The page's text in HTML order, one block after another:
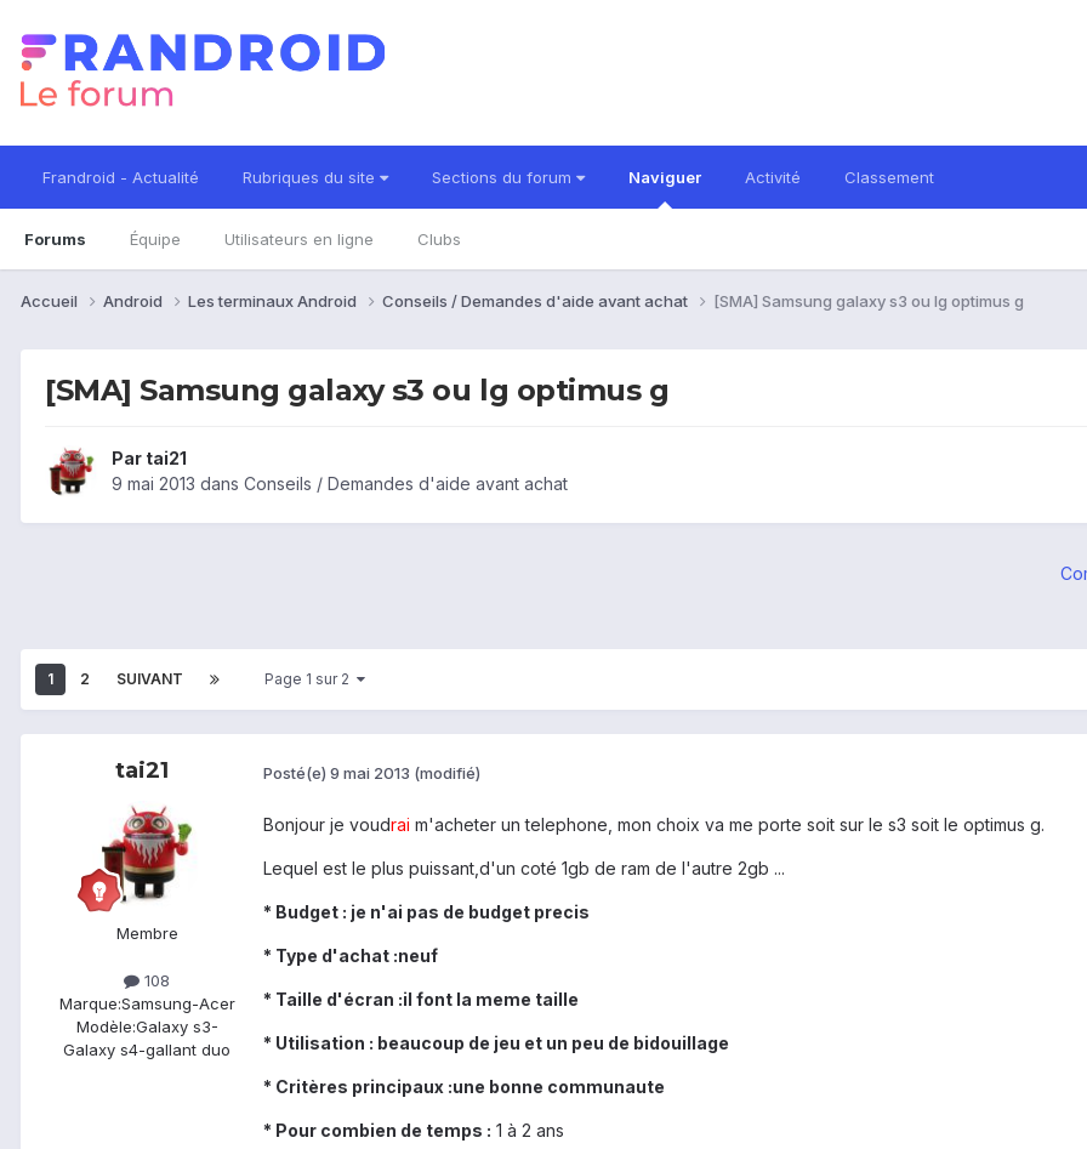
Frandroid - Actualité Rubriques du site Sections du forum Naviguer
Forums Équipe Utilisateurs en ligne Clubs
Activité Classement
Accueil Android Les terminaux Android Conseils / Demandes d'aide avant achat [SMA] Samsung galaxy s3 ou lg optimus g
[SMA] Samsung galaxy s3 ou lg optimus g
Par tai21
9 mai 2013 dans Conseils / Demandes d'aide avant achat
1 2 SUIVANT Page 1 sur 2
tai21
Membre
108
Marque:Samsung-Acer
Modèle:Galaxy s3-
Galaxy s4-gallant duo
Posté(e) 9 mai 2013 (modifié)
Bonjour je voudrai m'acheter un telephone, mon choix va me porte soit sur le s3 soit le optimus g.
Lequel est le plus puissant,d'un coté 1gb de ram de l'autre 2gb ...
* Budget : je n'ai pas de budget precis
* Type d'achat :neuf
* Taille d'écran :il font la meme taille
* Utilisation : beaucoup de jeu et un peu de bidouillage
* Critères principaux :une bonne communaute
* Pour combien de temps : 1 à 2 ans